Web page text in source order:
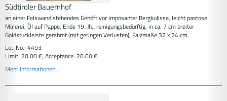
Südtiroler Bauernhof
an einer Felswand stehendes Gehöft vor imposanter Bergkulisse, leicht pastose
Malerei, Öl auf Pappe, Ende 19. Jh., reinigungsbedürftig, in ca. 7 cm breiter
Goldstuckleiste gerahmt (mit geringen Verlusten), Falzmaße 32 x 24 cm.
Lot-No.: 4493
Limit: 20.00 €, Acceptance: 20.00 €
Mehr Informationen...